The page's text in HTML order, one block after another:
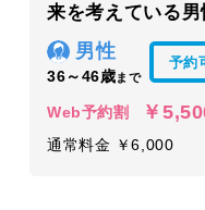
来を考えている
男性
36～46歳まで
予約
Web予約割 ￥
通常料金 ￥6,000